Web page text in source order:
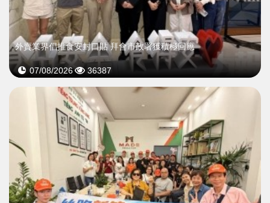
外賣業界倡推食安封口貼 拜會市政署獲積極回應
07/08/2026 36387